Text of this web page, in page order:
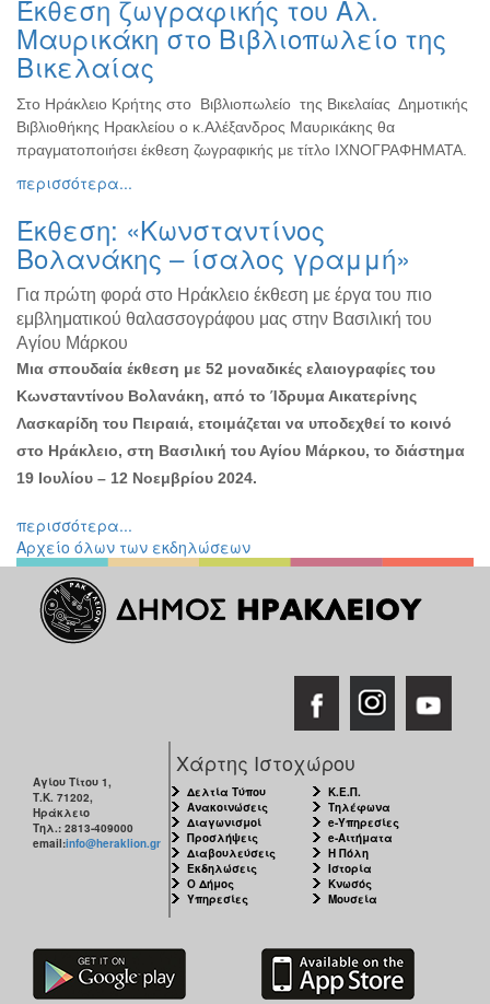
Ζωγραφική
Φωτογραφία
Τραγούδι
Μουσική
Κινηματογράφος
Χορός
Παζάρι
Ειδών
Συνέδρια
Ημερίδες
Διημερίδες
Σεμινάρια-
Διαλέξεις-
Ομιλίες
Διάφορες
Εκδηλώσεις
για
Παιδιά
Άλλες
Εκδηλώσεις
ΜΑΣ
ΔΗΜΟΣ
ΑΝΘΕΚΤΙΚΗ
Έκθεση ζωγραφικής του Αλ.
Μαυρικάκη στο Βιβλιοπωλείο της
Βικελαίας
Στο Ηράκλειο Κρήτης στο Βιβλιοπωλείο της Βικελαίας Δημοτικής
Βιβλιοθήκης Ηρακλείου ο κ.Αλέξανδρος Μαυρικάκης θα
πραγματοποιήσει έκθεση ζωγραφικής με τίτλο ΙΧΝΟΓΡΑΦΗΜΑΤΑ.
περισσότερα...
Έκθεση: «Κωνσταντίνος
Βολανάκης – ίσαλος γραμμή»
Για πρώτη φορά στο Ηράκλειο έκθεση με έργα του πιο
εμβληματικού θαλασσογράφου μας στην Βασιλική του
Αγίου Μάρκου
Μια σπουδαία έκθεση με 52 μοναδικές ελαιογραφίες του
Κωνσταντίνου Βολανάκη, από το Ίδρυμα Αικατερίνης
Λασκαρίδη του Πειραιά, ετοιμάζεται να υποδεχθεί το κοινό
στο Ηράκλειο, στη Βασιλική του Αγίου Μάρκου, το διάστημα
19 Ιουλίου – 12 Νοεμβρίου 2024.
περισσότερα...
Αρχείο όλων των εκδηλώσεων
Αγίου Τίτου 1,
Τ.Κ. 71202,
Ηράκλειο
Τηλ.: 2813-409000
email:info@heraklion.gr
Χάρτης Ιστοχώρου
Δελτία Τύπου
Ανακοινώσεις
Διαγωνισμοί
Προσλήψεις
Διαβουλεύσεις
Εκδηλώσεις
Ο Δήμος
Υπηρεσίες
Κ.Ε.Π.
Τηλέφωνα
e-Υπηρεσίες
e-Αιτήματα
Η Πόλη
Ιστορία
Κνωσός
Μουσεία